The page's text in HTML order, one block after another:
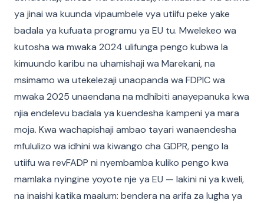
ya jinai wa kuunda vipaumbele vya utiifu peke yake
badala ya kufuata programu ya EU tu. Mwelekeo wa
kutosha wa mwaka 2024 ulifunga pengo kubwa la
kimuundo karibu na uhamishaji wa Marekani, na
msimamo wa utekelezaji unaopanda wa FDPIC wa
mwaka 2025 unaendana na mdhibiti anayepanuka kwa
njia endelevu badala ya kuendesha kampeni ya mara
moja. Kwa wachapishaji ambao tayari wanaendesha
mfululizo wa idhini wa kiwango cha GDPR, pengo la
utiifu wa revFADP ni nyembamba kuliko pengo kwa
mamlaka nyingine yoyote nje ya EU — lakini ni ya kweli,
na inaishi katika maalum: bendera na arifa za lugha ya